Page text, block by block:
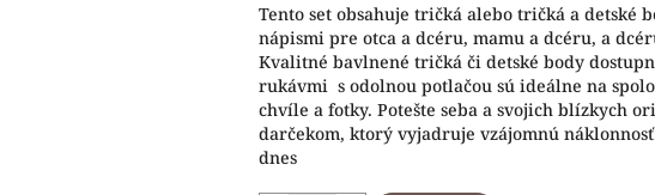
Tento set obsahuje tričká alebo tričká a detské
nápismi pre otca a dcéru, mamu a dcéru, a
Kvalitné bavlnené tričká či detské body
rukávmi s odolnou potlačou sú ideálne na
chvíle a fotky. Potešte seba a svojich blízkych
darčekom, ktorý vyjadruje vzájomnú
dnes